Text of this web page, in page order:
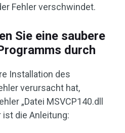
Fehler verschwindet.
Sie eine saubere
durch
Installation des
verursacht hat,
„Datei MSVCP140.dll
ist die Anleitung: